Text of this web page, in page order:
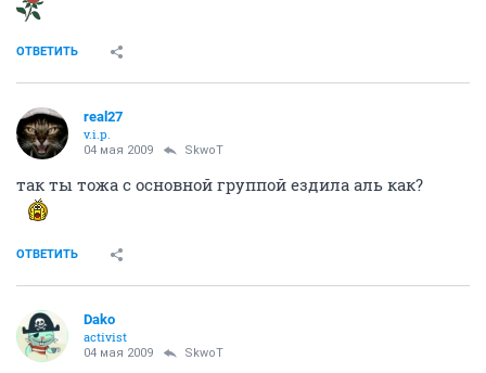
ОТВЕТИТЬ
real27
v.i.p.
04 мая 2009 SkwoT
так ты тожа с основной группой ездила аль как?
ОТВЕТИТЬ
Dako
activist
04 мая 2009 SkwoT